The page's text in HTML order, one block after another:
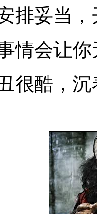
排妥当
会让你
酷，沉